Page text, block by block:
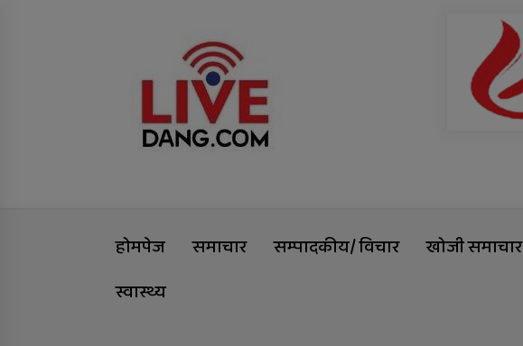
होमपेज
समाचार सम्पादकीय/ विचार खोजी समाचार
स्वास्थ्य